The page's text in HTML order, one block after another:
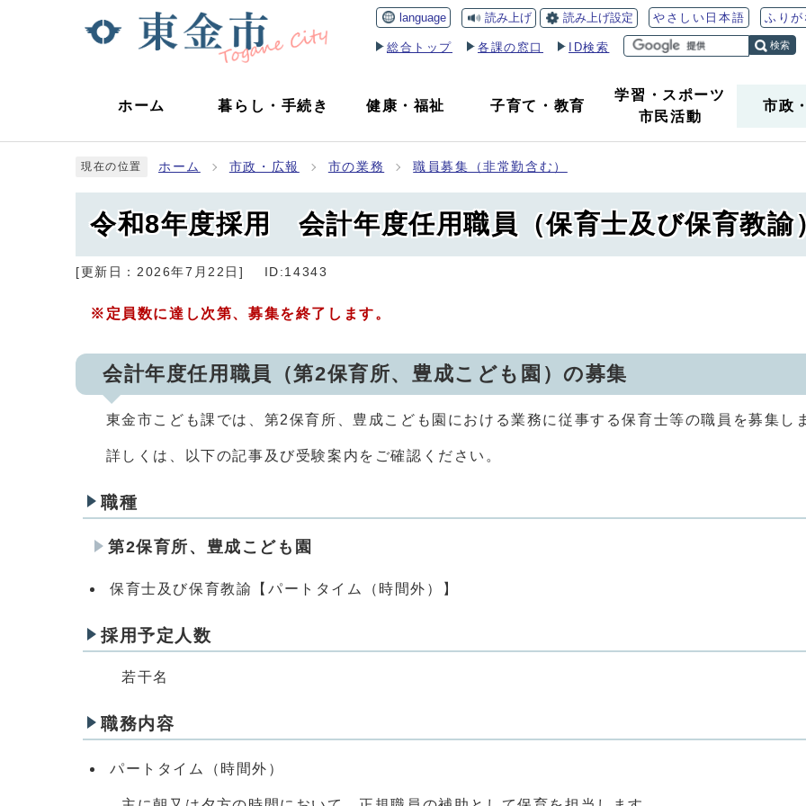
language 読み上げ 読み上げ設定 やさしい日本語 ふり
総合トップ 各課の窓口 ID検索 検索
ホーム 暮らし ・ 手続き 健康 ・福祉 子育て ・ 教育
学習・スポーツ
市民活動
市政
現在の位置 ホーム 市政・広報 市の業務 職員募集（非常勤含む）
令和8年度採用 会計年度任用職員（保育士及び保育教諭
[更新日： 2026年7月22日 ] ID:14343
※定員数に達し次第、募集を終了します。
会計年度任用職員（第2保育所、豊成こども園）の募集
東金市こども課では、第2保育所、豊成こども園における業務に従事する保育士等の職員を募集し
詳しくは、以下の記事及び受験案内をご確認ください。
職種
第2保育所、豊成こども園
保育士及び保育教諭【パートタイム（時間外）】
採用予定人数
若干名
職務内容
パートタイム（時間外）